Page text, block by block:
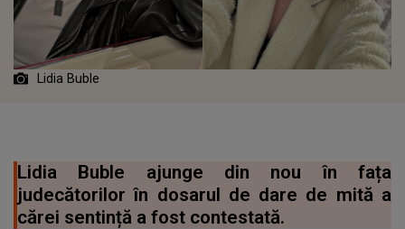
Lidia Buble
Lidia Buble ajunge din nou în fața
judecătorilor în dosarul de dare de mită a
cărei sentință a fost contestată.